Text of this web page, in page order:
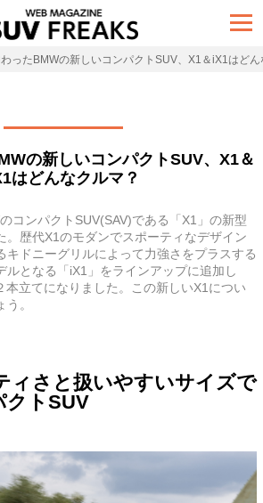
t
o
g
g
a
n
ったBMWの新しいコンパクトSUV、X1＆iX1はど
の新しいコンパクトSUV、X1＆
はどんなクルマ？
コンパクトSUV(SAV)である「X1」の新型
。歴代X1のモダンでスポーティなデザイン
キドニーグリルによって力強さをプラスする
ルとなる「iX1」をラインアップに追加し
本立てになりました。この新しいX1につい
。
ィさと扱いやすいサイズで
クトSUV